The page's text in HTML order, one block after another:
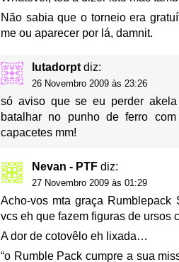
Não sabia que o torneio era
me ou aparecer por lá, damnit.
lutadorpt diz:
26 Novembro 2009 às 23:26
só aviso que se eu perder
batalhar no punho de ferro
capacetes mm!
Nevan - PTF diz:
27 Novembro 2009 às 01:29
Acho-vos mta graça
vcs eh que fazem figuras de ursos
A dor de cotovêlo eh lixada…
“o Rumble Pack cumpre a sua